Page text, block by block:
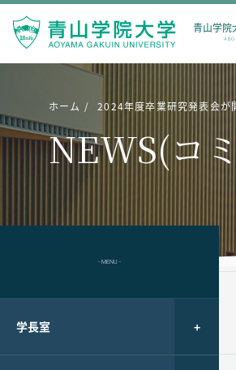
青山学院
ホーム 2024年度卒業研究発表会が
NEWS(コ
- MENU -
学長室